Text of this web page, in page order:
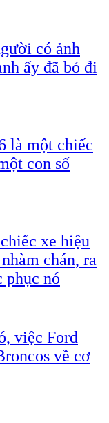
có ảnh
ấy đã bỏ đi
là một chiếc
con số
xe hiệu
chán, ra
phục nó
việc Ford
về cơ